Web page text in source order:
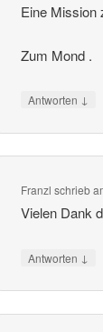
Eine Mission
Zum Mond .
Antworten ↓
Franzl schrieb
Vielen Dank
Antworten ↓